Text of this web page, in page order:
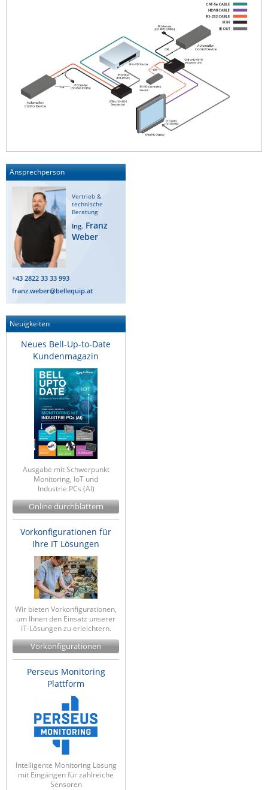
Ansprechperson
Vertrieb &
technische
Beratung
Ing. Franz
Weber
+43 2822 33 33 993
franz.weber@bellequip.at
Neuigkeiten
Neues Bell-Up-to-Date
Kundenmagazin
Ausgabe mit Schwerpunkt
Monitoring, IoT und
Industrie PCs (AI)
Online durchblättern
Vorkonfigurationen für
Ihre IT Lösungen
Wir bieten Vorkonfigurationen,
um Ihnen den Einsatz unserer
IT-Lösungen zu erleichtern.
Vorkonfigurationen
Perseus Monitoring
Plattform
Intelligente Monitoring Lösung
mit Eingängen für zahlreiche
Sensoren